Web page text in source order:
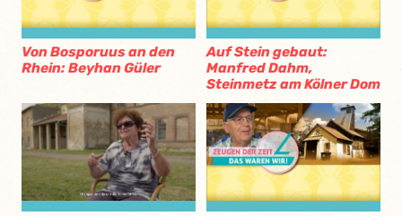
Von Bosporuus an den
Rhein: Beyhan Güler
Auf Stein gebaut:
Manfred Dahm,
Steinmetz am Kölner Dom